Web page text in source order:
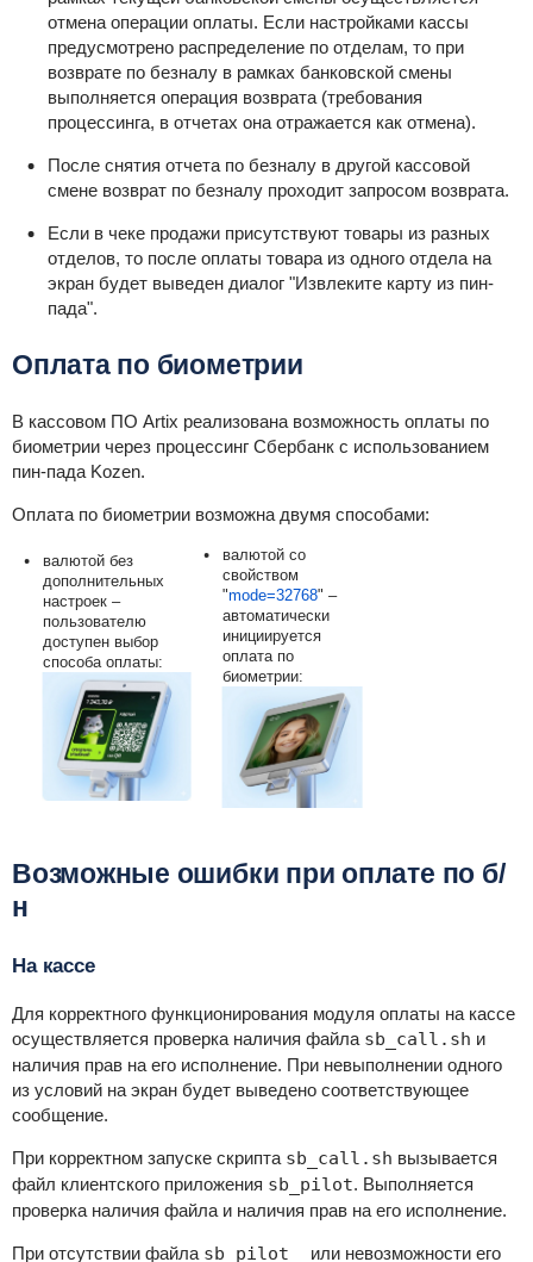
отмена операции оплаты. Если настройками кассы
предусмотрено распределение по отделам, то при
возврате по безналу в рамках банковской смены
выполняется операция возврата (требования
процессинга, в отчетах она отражается как отмена).
После снятия отчета по безналу в другой кассовой
смене возврат по безналу проходит запросом возврата.
Если в чеке продажи присутствуют товары из разных
отделов, то после оплаты товара из одного отдела на
экран будет выведен диалог "Извлеките карту из пин-
пада".
Оплата по биометрии
В кассовом ПО Artix реализована возможность оплаты по
биометрии через процессинг Сбербанк с использованием
пин-пада Kozen.
Оплата по биометрии возможна двумя способами:
валютой без
дополнительных
настроек –
пользователю
доступен выбор
способа оплаты:
валютой со
свойством
"mode=32768" –
автоматически
инициируется
оплата по
биометрии:
Возможные ошибки при оплате по б/
н
На кассе
Для корректного функционирования модуля оплаты на кассе
осуществляется проверка наличия файла sb_call.sh и
наличия прав на его исполнение. При невыполнении одного
из условий на экран будет выведено соответствующее
сообщение.
При корректном запуске скрипта sb_call.sh вызывается
файл клиентского приложения sb_pilot. Выполняется
проверка наличия файла и наличия прав на его исполнение.
При отсутствии файла sb_pilot или невозможности его